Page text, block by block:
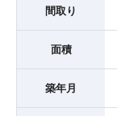
間取り
面積
築年月